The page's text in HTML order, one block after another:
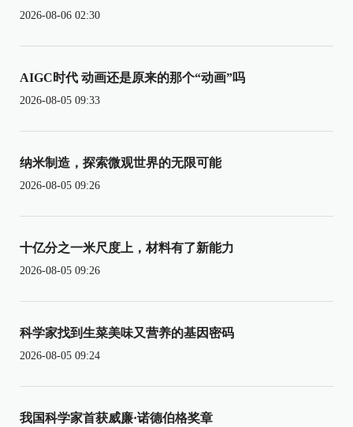
2026-08-06 02:30
AIGC时代 动画还是原来的那个“动画”吗
2026-08-05 09:33
纳米制造，探索微观世界的无限可能
2026-08-05 09:26
十亿分之一米尺度上，材料有了新能力
2026-08-05 09:26
科学家找到生菜美味又营养的基因密码
2026-08-05 09:24
我国科学家首获威廉·诺德伯格奖章